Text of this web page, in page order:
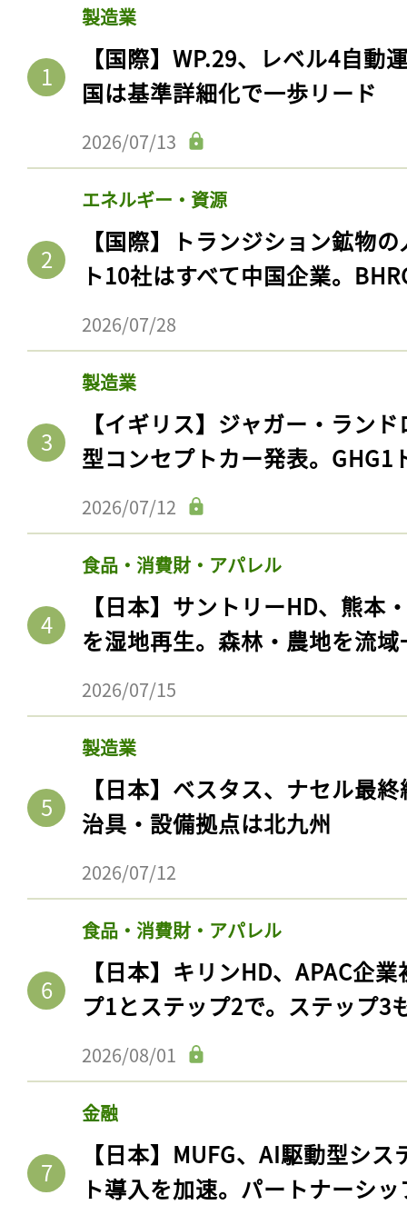
製造業
【国際】WP.29、レベル4自動
国は基準詳細化で一歩リード
2026/07/13
エネルギー・資源
【国際】トランジション鉱物
ト10社はすべて中国企業。
2026/07/28
製造業
【イギリス】ジャガー・ラン
型コンセプトカー発表。GHG1
2026/07/12
食品・消費財・アパレル
【日本】サントリーHD、熊本
を湿地再生。森林・農地を流
2026/07/15
製造業
【日本】ベスタス、ナセル最
治具・設備拠点は北九州
2026/07/12
食品・消費財・アパレル
【日本】キリンHD、APAC企
プ1とステップ2で。ステップ3
2026/08/01
金融
【日本】MUFG、AI駆動型シ
ト導入を加速。パートナーシ